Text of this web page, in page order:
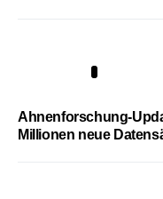
Ahnenforschung-
Millionen neue